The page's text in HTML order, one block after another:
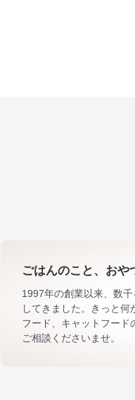
ごはんのこと、おや
1997年の創業以来、数
してきました。きっと
フード、キャットフード
ご相談くださいませ。